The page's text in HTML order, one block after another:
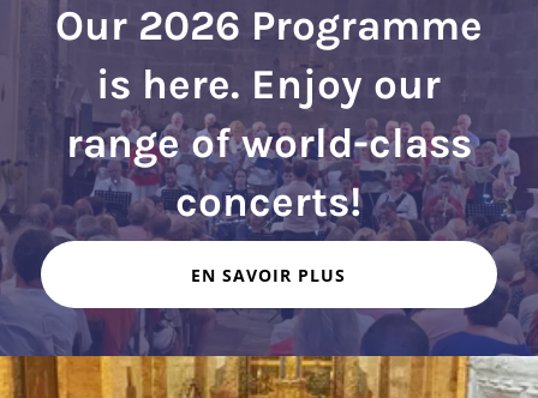
Our 2026 Programme
is here. Enjoy our
range of world-class
concerts!
EN SAVOIR PLUS